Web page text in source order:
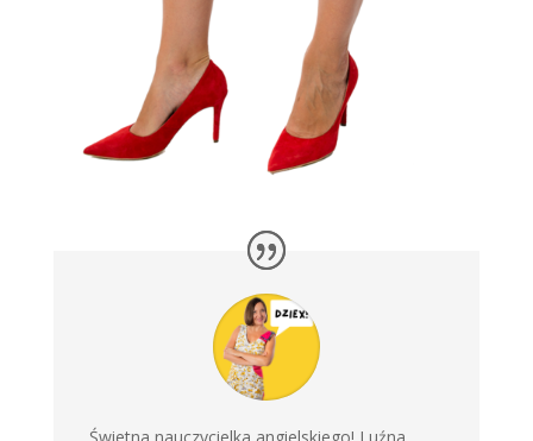
Świetna nauczycielka angielskiego! Luźna